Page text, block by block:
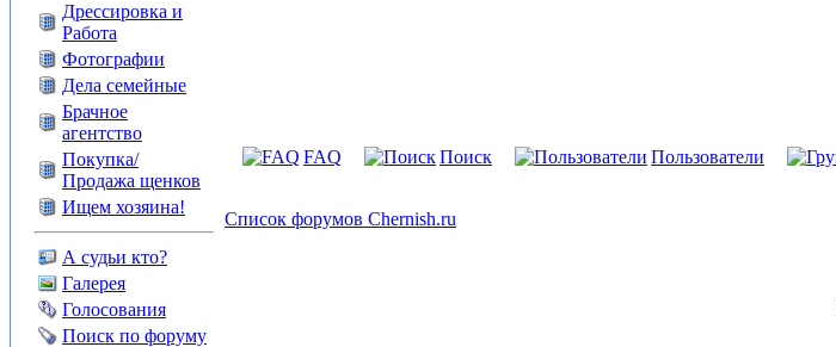
Дрессировка и
Работа
Фотографии
Дела семейные
Брачное
агентство
Покупка/
Продажа щенков
Ищем хозяина!
А судьи кто?
Галерея
Голосования
Поиск по форуму
FAQ Поиск Пользователи
Список форумов Chernish.ru